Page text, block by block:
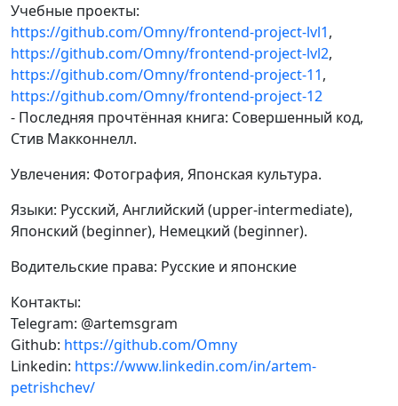
Учебные проекты:
https://github.com/Omny/frontend-project-lvl1,
https://github.com/Omny/frontend-project-lvl2,
https://github.com/Omny/frontend-project-11,
https://github.com/Omny/frontend-project-12
- Последняя прочтённая книга: Совершенный код,
Стив Макконнелл.
Увлечения: Фотография, Японская культура.
Языки: Русский, Английский (upper-intermediate),
Японский (beginner), Немецкий (beginner).
Водительские права: Русские и японские
Контакты:
Telegram: @artemsgram
Github: https://github.com/Omny
Linkedin: https://www.linkedin.com/in/artem-
petrishchev/